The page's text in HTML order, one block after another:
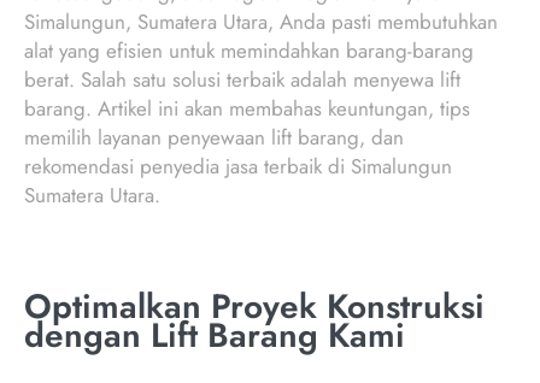
Simalungun, Sumatera Utara, Anda pasti membutuhkan
alat yang efisien untuk memindahkan barang-barang
berat. Salah satu solusi terbaik adalah menyewa lift
barang. Artikel ini akan membahas keuntungan, tips
memilih layanan penyewaan lift barang, dan
rekomendasi penyedia jasa terbaik di Simalungun
Sumatera Utara.
Optimalkan Proyek Konstruksi
dengan Lift Barang Kami